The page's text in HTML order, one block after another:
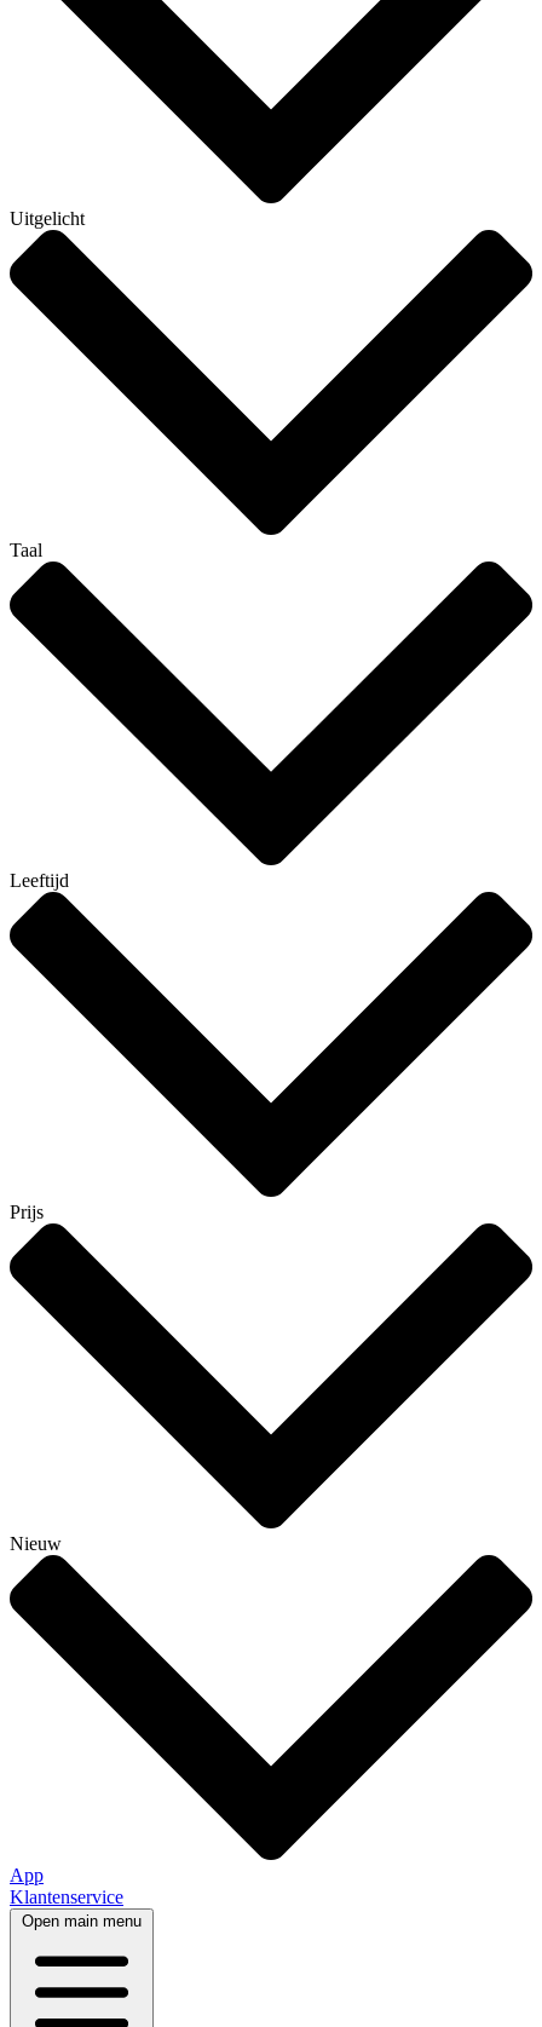
Uitgelicht
Taal
Leeftijd
Prijs
Nieuw
App
Klantenservice
Open main menu